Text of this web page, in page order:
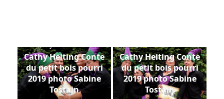
Cathy Heiting Conte
du petit bois pourri
2019 photo Sabine
Tostain
Cathy Heiting Conte
du petit bois pourri
2019 photo Sabine
Tostain